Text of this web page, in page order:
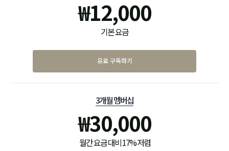
₩12,000
기본 요금
유료 구독하기
3개월 멤버십
₩30,000
월간 요금 대비 17% 저렴